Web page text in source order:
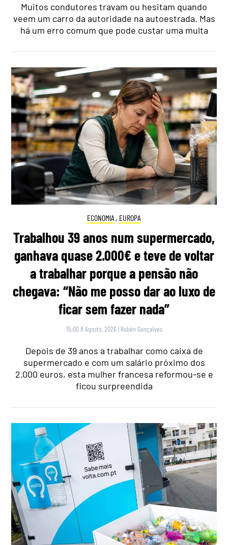
Muitos condutores travam ou hesitam quando
veem um carro da autoridade na autoestrada. Mas
há um erro comum que pode custar uma multa
ECONOMIA , EUROPA
Trabalhou 39 anos num supermercado,
ganhava quase 2.000€ e teve de voltar
a trabalhar porque a pensão não
chegava: “Não me posso dar ao luxo de
ficar sem fazer nada”
15:00 8 Agosto, 2026 | Rubén Gonçalves
Depois de 39 anos a trabalhar como caixa de
supermercado e com um salário próximo dos
2.000 euros, esta mulher francesa reformou-se e
ficou surpreendida